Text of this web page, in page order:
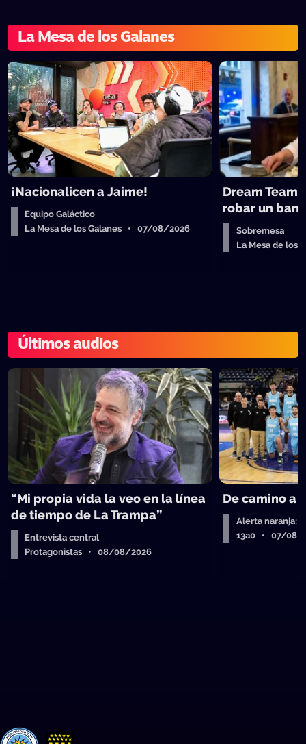
La Mesa de los Galanes
¡Nacionalicen a Jaime!
Equipo Galáctico
La Mesa de los Galanes • 07/08/2026
Dream Team
robar un
Sobremesa
La Mesa de
Últimos audios
“Mi propia vida la veo en la línea
de tiempo de La Trampa”
Entrevista central
Protagonistas • 08/08/2026
De camino a
Alerta naranja:
13a0 • 07/08/